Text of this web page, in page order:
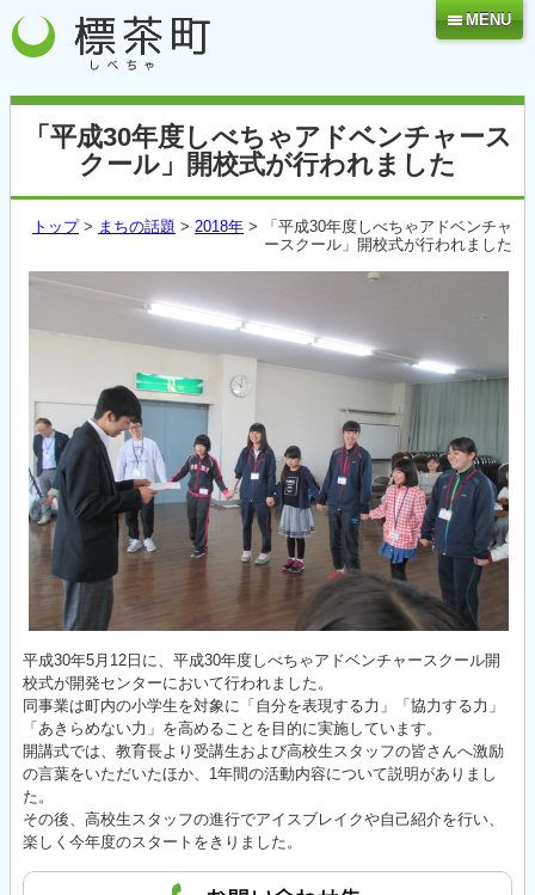
MENU
「平成30年度しべちゃアドベンチャース
クール」開校式が行われました
トップ> まちの話題 > 2018年 > 「平成30年度しべちゃアドベンチャ
ースクール」開校式が行われました
平成30年5月12日に、平成30年度しべちゃアドベンチャースクール開
校式が開発センターにおいて行われました。
同事業は町内の小学生を対象に「自分を表現する力」「協力する力」
「あきらめない力」を高めることを目的に実施しています。
開講式では、教育長より受講生および高校生スタッフの皆さんへ激励
の言葉をいただいたほか、1年間の活動内容について説明がありまし
た。
その後、高校生スタッフの進行でアイスブレイクや自己紹介を行い、
楽しく今年度のスタートをきりました。